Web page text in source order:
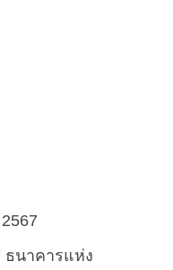
ธนาคารแห่ง